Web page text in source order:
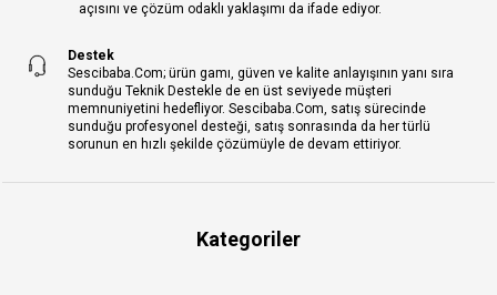
açısını ve çözüm odaklı yaklaşımı da ifade ediyor.
Destek
Sescibaba.Com; ürün gamı, güven ve kalite anlayışının yanı sıra
sunduğu Teknik Destekle de en üst seviyede müşteri
memnuniyetini hedefliyor. Sescibaba.Com, satış sürecinde
sunduğu profesyonel desteği, satış sonrasında da her türlü
sorunun en hızlı şekilde çözümüyle de devam ettiriyor.
Kategoriler